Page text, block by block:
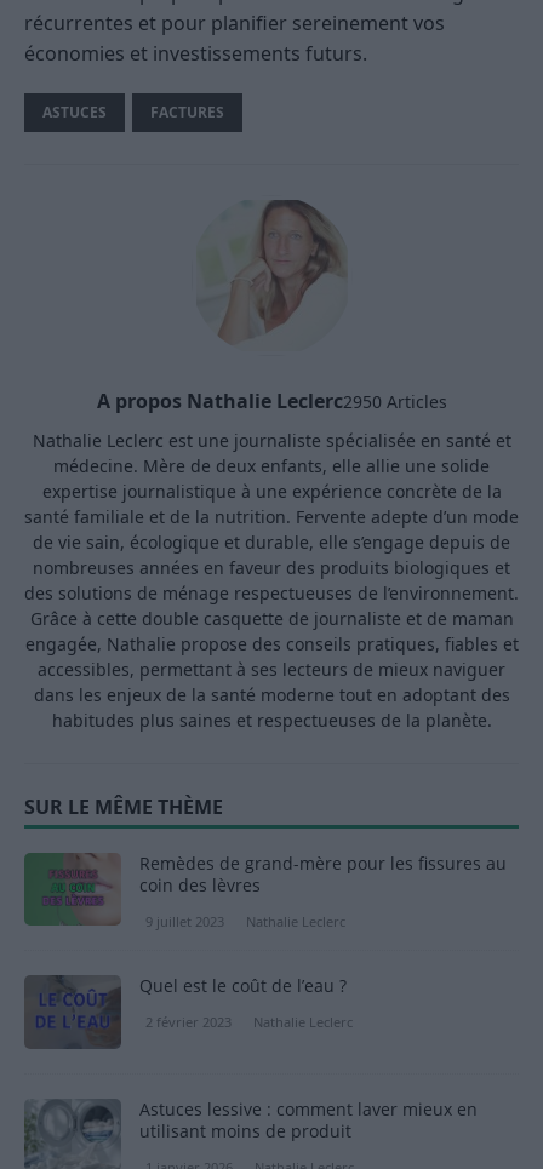
récurrentes et pour planifier sereinement vos
économies et investissements futurs.
ASTUCES FACTURES
A propos Nathalie Leclerc2950 Articles
Nathalie Leclerc est une journaliste spécialisée en santé et
médecine. Mère de deux enfants, elle allie une solide
expertise journalistique à une expérience concrète de la
santé familiale et de la nutrition. Fervente adepte d’un mode
de vie sain, écologique et durable, elle s’engage depuis de
nombreuses années en faveur des produits biologiques et
des solutions de ménage respectueuses de l’environnement.
Grâce à cette double casquette de journaliste et de maman
engagée, Nathalie propose des conseils pratiques, fiables et
accessibles, permettant à ses lecteurs de mieux naviguer
dans les enjeux de la santé moderne tout en adoptant des
habitudes plus saines et respectueuses de la planète.
SUR LE MÊME THÈME
Remèdes de grand-mère pour les fissures au
coin des lèvres
9 juillet 2023 Nathalie Leclerc
Quel est le coût de l’eau ?
2 février 2023 Nathalie Leclerc
Astuces lessive : comment laver mieux en
utilisant moins de produit